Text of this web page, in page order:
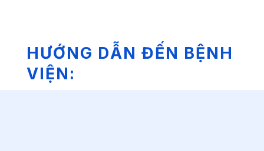
HƯỚNG DẪN ĐẾN BỆNH
VIỆN: